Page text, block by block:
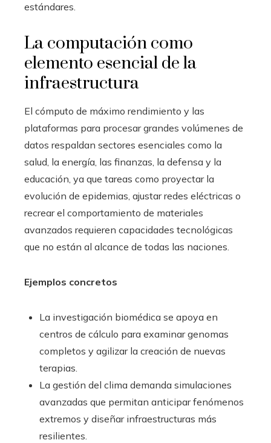
estándares.
La computación como
elemento esencial de la
infraestructura
El cómputo de máximo rendimiento y las
plataformas para procesar grandes volúmenes de
datos respaldan sectores esenciales como la
salud, la energía, las finanzas, la defensa y la
educación, ya que tareas como proyectar la
evolución de epidemias, ajustar redes eléctricas o
recrear el comportamiento de materiales
avanzados requieren capacidades tecnológicas
que no están al alcance de todas las naciones.
Ejemplos concretos
La investigación biomédica se apoya en
centros de cálculo para examinar genomas
completos y agilizar la creación de nuevas
terapias.
La gestión del clima demanda simulaciones
avanzadas que permitan anticipar fenómenos
extremos y diseñar infraestructuras más
resilientes.